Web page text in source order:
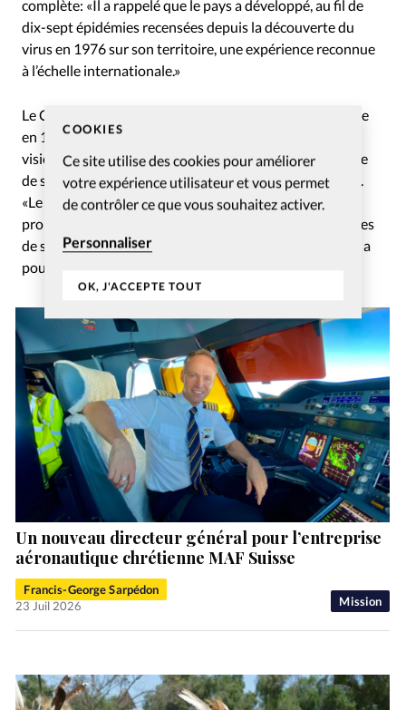
COOKIES
Ce site utilise des cookies pour améliorer
votre expérience utilisateur et vous permet
de contrôler ce que vous souhaitez activer.
Personnaliser
OK, J'ACCEPTE TOUT
complète: «Il a rappelé que le pays a développé, au fil de
dix-sept épidémies recensées depuis la découverte du
virus en 1976 sur son territoire, une expérience reconnue
à l’échelle internationale.»
Le Centre médical évangélique est une association créée
en 1965 par plusieurs Eglises évangéliques, avec pour
vision de devenir un centre d’excellence dans la pratique
de soins de santé holistique dans le nord-est de la RDC.
«Le CME se propose comme mission principale de
propager l’Evangile de Jésus-Christ au moyen de services
de santé», précisesur son site internet
l’association, qui a
pour devise «soigner, former, servir».
Mission
Un nouveau directeur général pour l’entreprise
aéronautique chrétienne MAF Suisse
Francis-George Sarpédon
23 Juil 2026